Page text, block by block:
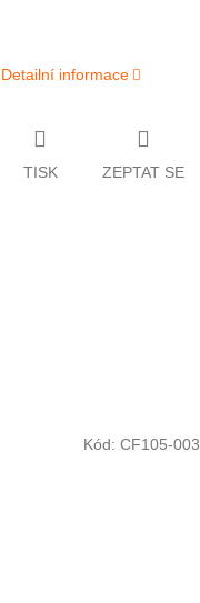
Detailní informace
TISK ZEPTAT SE
Kód:CF105-003